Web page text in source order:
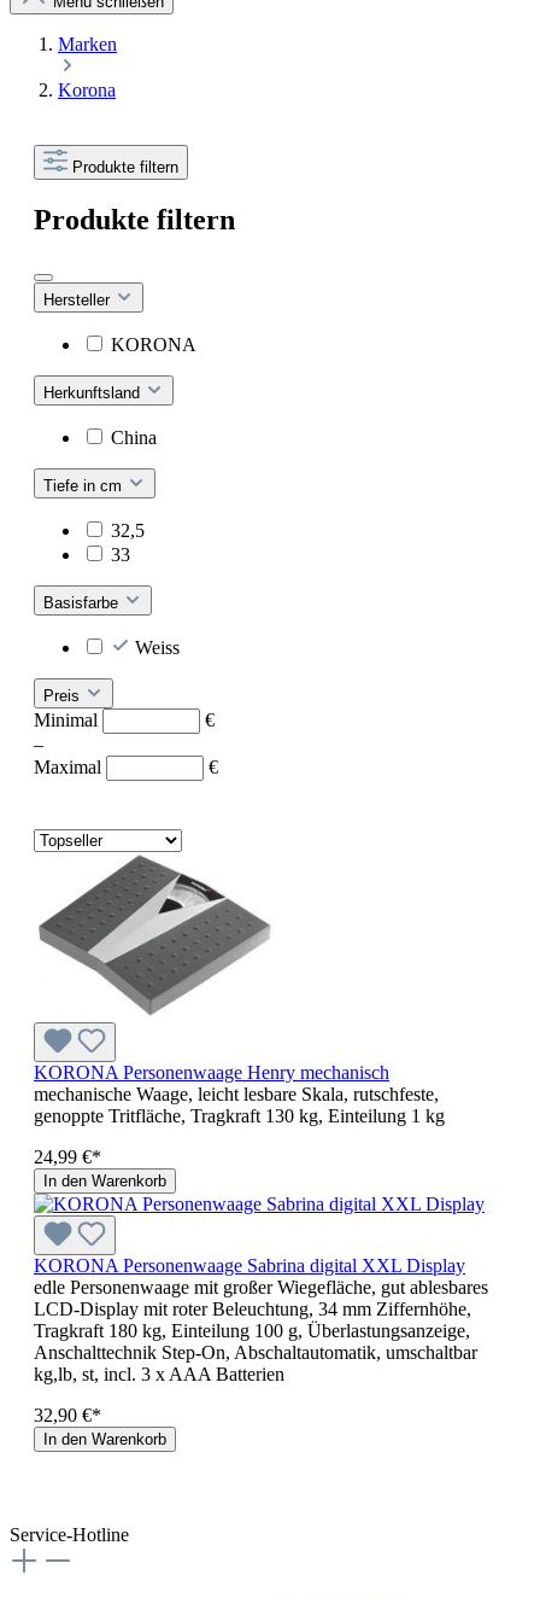
Marken
Korona
Produkte filtern
Produkte filtern
Hersteller
KORONA
Herkunftsland
China
Tiefe in cm
32,5
33
Basisfarbe
Weiss
Preis
Minimal
€
–
Maximal
€
KORONA Personenwaage Henry mechanisch
mechanische Waage, leicht lesbare Skala, rutschfeste,
genoppte Tritfläche, Tragkraft 130 kg, Einteilung 1 kg
24,99 €*
In den Warenkorb
KORONA Personenwaage Sabrina digital XXL Display
edle Personenwaage mit großer Wiegefläche, gut ablesbares
LCD-Display mit roter Beleuchtung, 34 mm Ziffernhöhe,
Tragkraft 180 kg, Einteilung 100 g, Überlastungsanzeige,
Anschalttechnik Step-On, Abschaltautomatik, umschaltbar
kg,lb, st, incl. 3 x AAA Batterien
32,90 €*
In den Warenkorb
Service-Hotline